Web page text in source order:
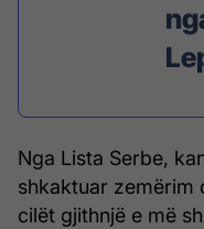
Nga Lista Serbe,
shkaktuar zemërim
cilët gjithnjë e më